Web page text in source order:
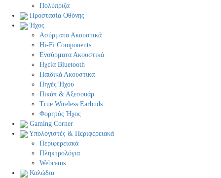
Πολύπριζα
Προστασία Οθόνης
Ήχος
Ασύρματα Ακουστικά
Hi-Fi Components
Ενσύρματα Ακουστικά
Ηχεία Bluetooth
Παιδικά Ακουστικά
Πηγές Ήχου
Πικάπ & Αξεσουάρ
Τrue Wireless Earbuds
Φορητός Ήχος
Gaming Corner
Υπολογιστές & Περιφερειακά
Περιφερειακά
Πληκτρολόγια
Webcams
Καλώδια